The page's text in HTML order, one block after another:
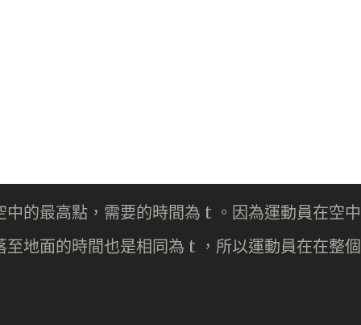
的最高點，需要的時間為 t 。因為運動員在空中
地面的時間也是相同為 t ，所以運動員在在整個